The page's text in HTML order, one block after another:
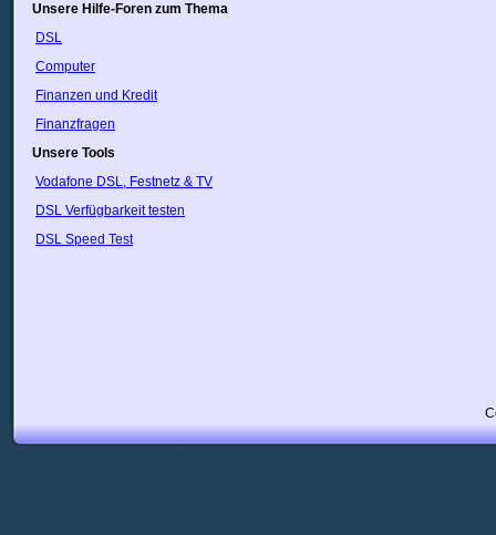
Polen
Portugal
Rumänien
Russland
Schweden
Schweiz
Slowakei
Slowenien
Spanien
Sri Lanka
Uruguay
Unsere Hilfe-Foren zum Thema
DSL
Computer
Finanzen und Kredit
Finanzfragen
Unsere Tools
Vodafone DSL, Festnetz & TV
DSL Verfügbarkeit testen
DSL Speed Test